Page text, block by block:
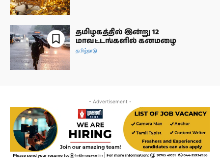
தமிழகத்தில் இன்று 12
மாவட்டங்களில் கனமழை
தமிழ்நாடு
- Advertisement -